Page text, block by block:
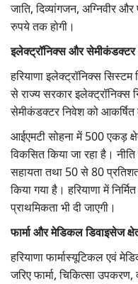
जाति,दिव्यांगजन, अग्निवीर और
रुपये तक होगी।
इलेक्ट्रॉनिक्स और सेमीकंडक्टर
हरियाणा इलेक्ट्रॉनिक्स सिस्टम
से राज्य सरकार इलेक्ट्रॉनिक्स
सेमीकंडक्टर निवेश को आकर्षित
आईएमटी सोहना में 500एकड़
विकसित किया जा रहा है।
सहायता तथा 50से80
किया गया है। हरियाणा में
प्राथमिकता भी दी जाएगी।
फार्मा और मेडिकल डिवाइसेज
हरियाणा फार्मास्यूटिकल एवं
जरिए फार्मा,चिकित्सा उपकरण,